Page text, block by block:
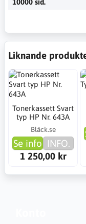
Liknande
Tonerkassett Svart
typ HP Nr. 643A
Bläck.se
Se info INFO.
1 250,00 kr